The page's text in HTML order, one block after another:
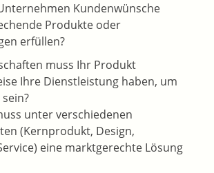
Kundenwünsche
Produkte oder
erfüllen?
muss Ihr Produkt
Ihre Dienstleistung haben, um
unter verschiedenen
(Kernprodukt, Design,
eine marktgerechte Lösung